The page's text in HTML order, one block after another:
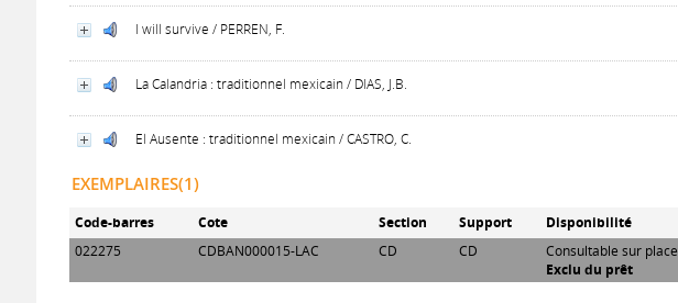
I will survive / PERREN, F.
La Calandria : traditionnel mexicain / DIAS, J.B.
El Ausente : traditionnel mexicain / CASTRO, C.
EXEMPLAIRES(1)
Code-barres Cote Section Support
Disponibilité
022275
CDBAN000015-LAC CD CD
Consultable sur place
Exclu du prêt